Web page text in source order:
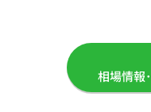
相場情報